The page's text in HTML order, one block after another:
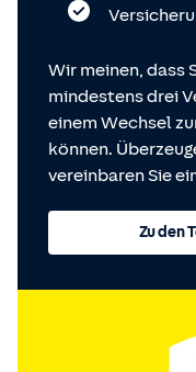
Wir meinen, dass
mindestens drei
einem Wechsel
können.
vereinbaren Sie
Zu den